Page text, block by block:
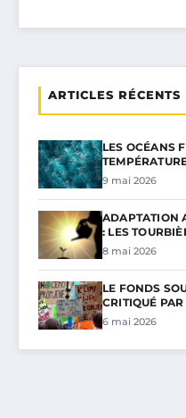
ARTICLES RÉCENTS
LES OCÉANS
9 mai 2026
ADAPTATION
: LES
8 mai 2026
LE FONDS
CRITIQUÉ
6 mai 2026